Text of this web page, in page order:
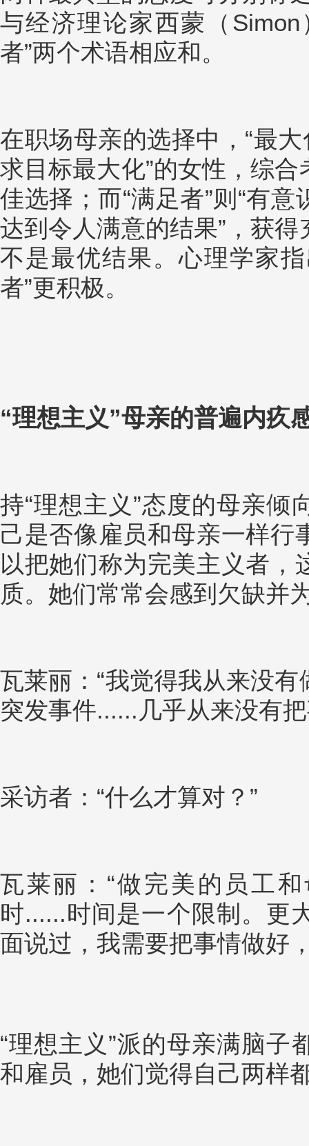
与经济理论家西蒙（Simon
者”两个术语相应和。
在职场母亲的选择中，“最
求目标最大化”的女性，综
佳选择；而“满足者”则“有
达到令人满意的结果”，获
不是最优结果。心理学家
者”更积极。
“理想主义”母亲的普遍内疚
持“理想主义”态度的母亲倾
己是否像雇员和母亲一样行
以把她们称为完美主义者，
质。她们常常会感到欠缺并
瓦莱丽：“我觉得我从来没
突发事件......几乎从来没有
采访者：“什么才算对？”
瓦莱丽：“做完美的员工
时......时间是一个限制。更
面说过，我需要把事情做好
“理想主义”派的母亲满脑子
和雇员，她们觉得自己两样